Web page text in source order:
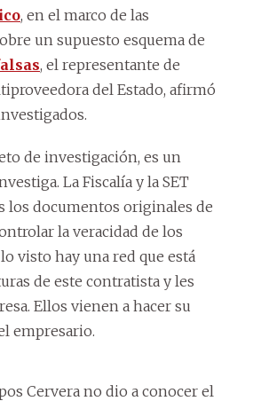
, en el marco de las
un supuesto esquema de
, el representante de
del Estado, afirmó
de investigación, es un
La Fiscalía y la SET
los documentos originales de
la veracidad de los
visto hay una red que está
de este contratista y les
Ellos vienen a hacer su
empresario.
Cervera no dio a conocer el